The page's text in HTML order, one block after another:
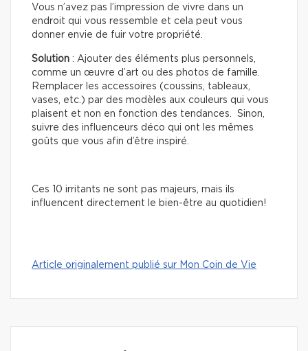
Vous n’avez pas l’impression de vivre dans un
endroit qui vous ressemble et cela peut vous
donner envie de fuir votre propriété.
Solution : Ajouter des éléments plus personnels,
comme un œuvre d’art ou des photos de famille.
Remplacer les accessoires (coussins, tableaux,
vases, etc.) par des modèles aux couleurs qui vous
plaisent et non en fonction des tendances. Sinon,
suivre des influenceurs déco qui ont les mêmes
goûts que vous afin d’être inspiré.
Ces 10 irritants ne sont pas majeurs, mais ils
influencent directement le bien-être au quotidien!
Article originalement publié sur Mon Coin de Vie